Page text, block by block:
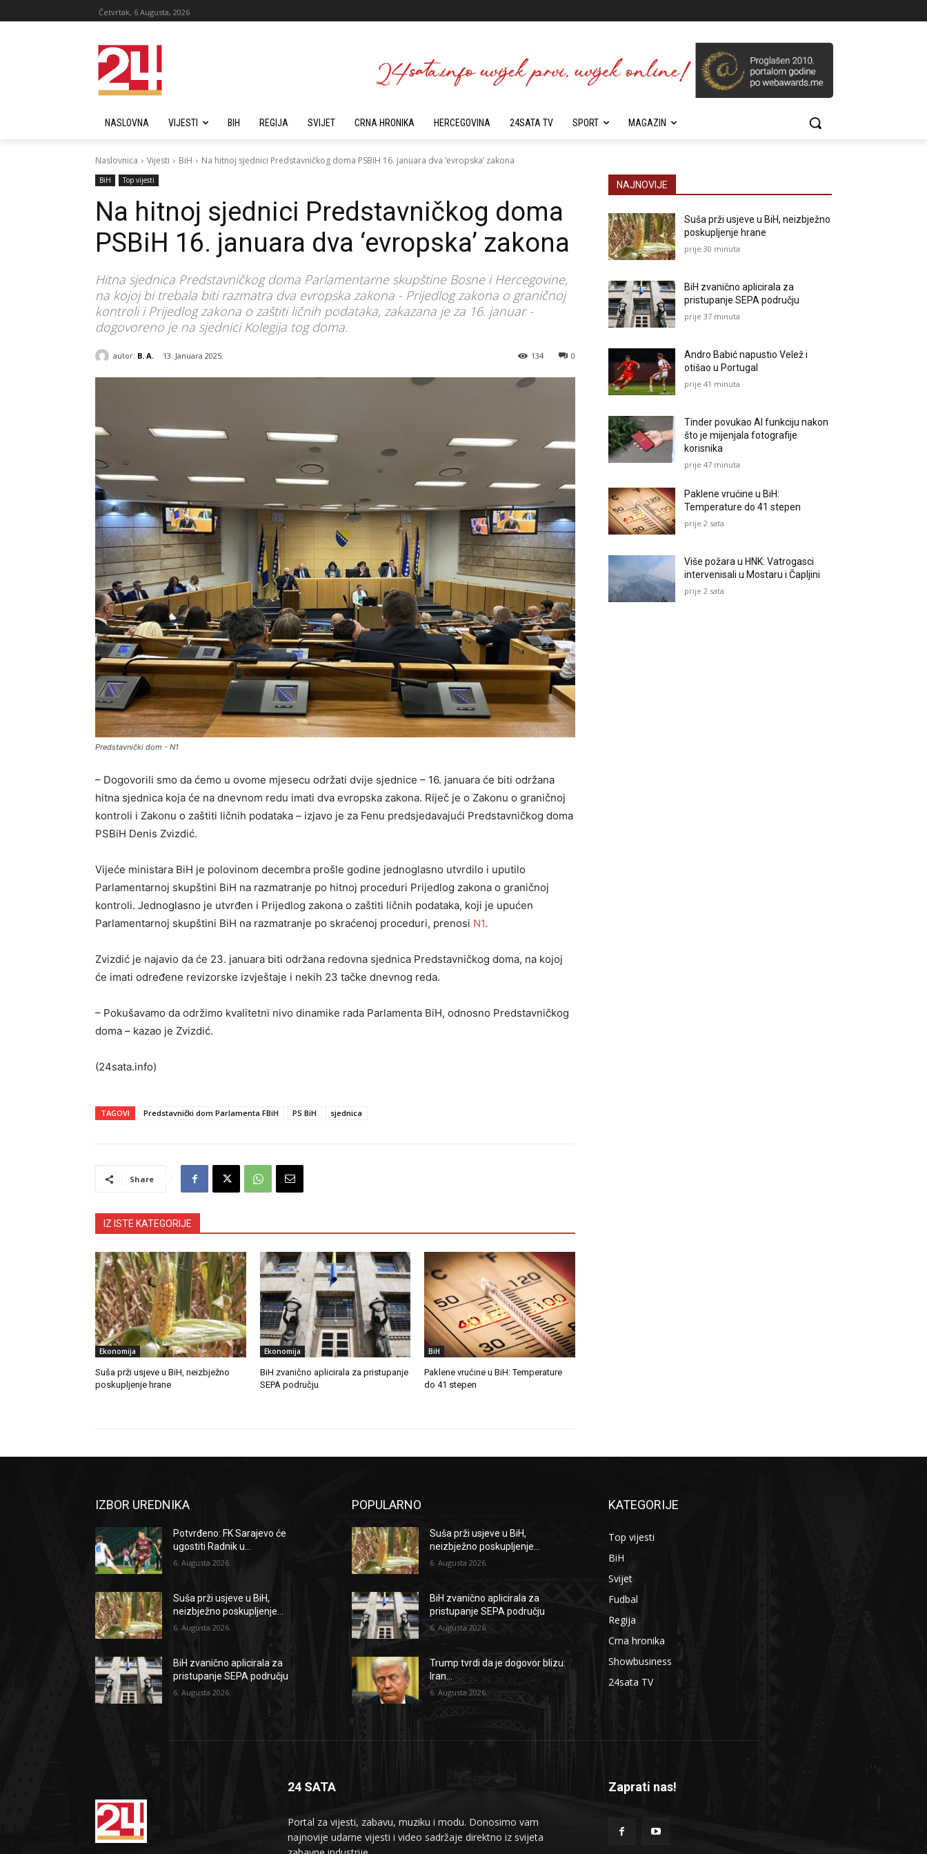
Četvrtak, 6 Augusta, 2026
NASLOVNA VIJESTI BIH REGIJA SVIJET CRNA HRONIKA HERCEGOVINA 24SATA TV SPORT MAGAZIN
Naslovnica Vijesti BiH Na hitnoj sjednici Predstavničkog doma PSBiH 16. januara dva ‘evropska’ zakona
BiH Top vijesti
Na hitnoj sjednici Predstavničkog doma
PSBiH 16. januara dva ‘evropska’ zakona
Hitna sjednica Predstavničkog doma Parlamentarne skupštine Bosne i Hercegovine,
na kojoj bi trebala biti razmatra dva evropska zakona - Prijedlog zakona o graničnoj
kontroli i Prijedlog zakona o zaštiti ličnih podataka, zakazana je za 16. januar -
dogovoreno je na sjednici Kolegija tog doma.
autor: B. A. 13. Januara 2025. 0
134
Predstavnički dom - N1
– Dogovorili smo da ćemo u ovome mjesecu održati dvije sjednice – 16. januara će biti održana
hitna sjednica koja će na dnevnom redu imati dva evropska zakona. Riječ je o Zakonu o graničnoj
kontroli i Zakonu o zaštiti ličnih podataka – izjavo je za Fenu predsjedavajući Predstavničkog doma
PSBiH Denis Zvizdić.
Vijeće ministara BiH je polovinom decembra prošle godine jednoglasno utvrdilo i uputilo
Parlamentarnoj skupštini BiH na razmatranje po hitnoj proceduri Prijedlog zakona o graničnoj
kontroli. Jednoglasno je utvrđen i Prijedlog zakona o zaštiti ličnih podataka, koji je upućen
Parlamentarnoj skupštini BiH na razmatranje po skraćenoj proceduri, prenosi N1.
Zvizdić je najavio da će 23. januara biti održana redovna sjednica Predstavničkog doma, na kojoj
će imati određene revizorske izvještaje i nekih 23 tačke dnevnog reda.
– Pokušavamo da održimo kvalitetni nivo dinamike rada Parlamenta BiH, odnosno Predstavničkog
doma – kazao je Zvizdić.
(24sata.info)
TAGOVI Predstavnički dom Parlamenta FBiH PS BiH sjednica
Share
IZ ISTE KATEGORIJE
Ekonomija
Suša prži usjeve u BiH, neizbježno
poskupljenje hrane
Ekonomija
BiH zvanično aplicirala za pristupanje
SEPA području
BiH
Paklene vrućine u BiH: Temperature
do 41 stepen
NAJNOVIJE
Suša prži usjeve u BiH, neizbježno
poskupljenje hrane
prije 30 minuta
BiH zvanično aplicirala za
pristupanje SEPA području
prije 37 minuta
Andro Babić napustio Velež i
otišao u Portugal
prije 41 minuta
Tinder povukao AI funkciju nakon
što je mijenjala fotografije
korisnika
prije 47 minuta
Paklene vrućine u BiH:
Temperature do 41 stepen
prije 2 sata
Više požara u HNK: Vatrogasci
intervenisali u Mostaru i Čapljini
prije 2 sata
IZBOR UREDNIKA
Potvrđeno: FK Sarajevo će
ugostiti Radnik u...
6. Augusta 2026.
Suša prži usjeve u BiH,
neizbježno poskupljenje...
6. Augusta 2026.
BiH zvanično aplicirala za
pristupanje SEPA području
6. Augusta 2026.
POPULARNO
Suša prži usjeve u BiH,
neizbježno poskupljenje...
6. Augusta 2026.
BiH zvanično aplicirala za
pristupanje SEPA području
6. Augusta 2026.
Trump tvrdi da je dogovor blizu:
Iran...
6. Augusta 2026.
KATEGORIJE
Top vijesti
BiH
Svijet
Fudbal
Regija
Crna hronika
Showbusiness
24sata TV
24 SATA
Portal za vijesti, zabavu, muziku i modu. Donosimo vam
najnovije udarne vijesti i video sadržaje direktno iz svijeta
Zaprati nas!